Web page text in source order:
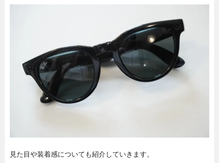
見た目や装着感についても紹介していきます。